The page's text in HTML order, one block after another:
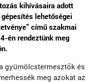
kihívásaira adott
lehetőségei
című szakmai
én rendeztünk meg
gyümölcstermesztők és
meg azokat az